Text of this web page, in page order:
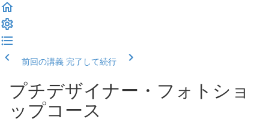
前回の講義 完了して続行
プチデザイナー・フォトショ
ップコース